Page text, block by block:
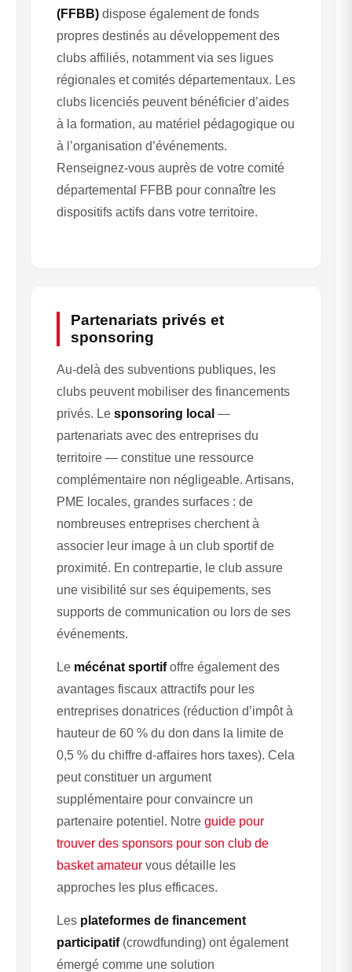
(FFBB) dispose également de fonds
propres destinés au développement des
clubs affiliés, notamment via ses ligues
régionales et comités départementaux. Les
clubs licenciés peuvent bénéficier d’aides
à la formation, au matériel pédagogique ou
à l’organisation d’événements.
Renseignez-vous auprès de votre comité
départemental FFBB pour connaître les
dispositifs actifs dans votre territoire.
Partenariats privés et
sponsoring
Au-delà des subventions publiques, les
clubs peuvent mobiliser des financements
privés. Le sponsoring local —
partenariats avec des entreprises du
territoire — constitue une ressource
complémentaire non négligeable. Artisans,
PME locales, grandes surfaces : de
nombreuses entreprises cherchent à
associer leur image à un club sportif de
proximité. En contrepartie, le club assure
une visibilité sur ses équipements, ses
supports de communication ou lors de ses
événements.
Le mécénat sportifoffre également des
avantages fiscaux attractifs pour les
entreprises donatrices (réduction d’impôt à
hauteur de 60 % du don dans la limite de
0,5 % du chiffre d-affaires hors taxes). Cela
peut constituer un argument
supplémentaire pour convaincre un
partenaire potentiel. Notre guide pour
trouver des sponsors pour son club de
basket amateur vous détaille les
approches les plus efficaces.
Les plateformes de financement
participatif(crowdfunding) ont également
émergé comme une solution